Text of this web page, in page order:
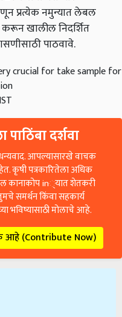
प्रत्येक नमुन्यात लेबल
खालील निदर्शित
पाठवावे.
crucial for take sample for
दर्शवा
आपल्यासारखे वाचक
कृषी पत्रकारितेला अधिक
कानाकोप in्यात शेतकरी
समर्थन किंवा सहकार्य
मोलाचे आहे.
आहे (Contribute Now)